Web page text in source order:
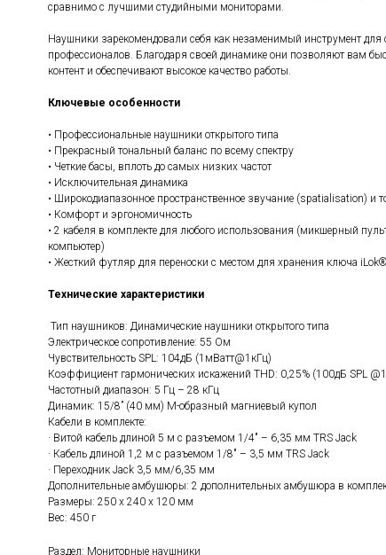
сравнимо с лучшими студийными мониторами.
Наушники зарекомендовали себя как незаменимый инструмент для
профессионалов. Благодаря своей динамике они позволяют вам
контент и обеспечивают высокое качество работы.
Ключевые особенности
• Профессиональные наушники открытого типа
• Прекрасный тональный баланс по всему спектру
• Четкие басы, вплоть до самых низких частот
• Исключительная динамика
• Широкодиапазонное пространственное звучание (spatialisation) и
• Комфорт и эргономичность
• 2 кабеля в комплекте для любого использования (микшерный
компьютер)
• Жесткий футляр для переноски с местом для хранения ключа
Технические характеристики
Тип наушников: Динамические наушники открытого типа
Электрическое сопротивление: 55 Ом
Чувствительность SPL: 104дБ (1мВатт@1кГц)
Коэффициент гармонических искажений THD: 0,25% (100дБ SPL
Частотный диапазон: 5 Гц – 28 кГц
Динамик: 15/8” (40 мм) М-образный магниевый купол
Кабели в комплекте:
· Витой кабель длиной 5 м с разъемом 1/4" – 6,35 мм TRS Jack
· Кабель длиной 1,2 м с разъемом 1/8" – 3,5 мм TRS Jack
· Переходник Jack 3,5 мм/6,35 мм
Дополнительные амбушюры: 2 дополнительных амбушюра в
Размеры: 250 х 240 х 120 мм
Вес: 450 г
Раздел: Мониторные наушники